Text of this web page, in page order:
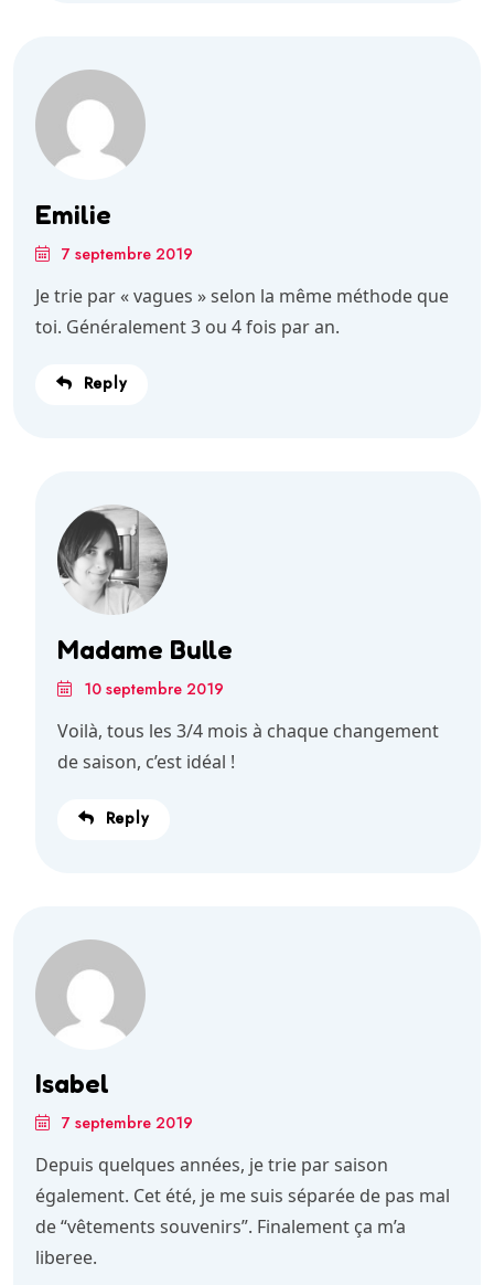
Emilie
7 septembre 2019
Je trie par « vagues » selon la même méthode que
toi. Généralement 3 ou 4 fois par an.
Reply
Madame Bulle
10 septembre 2019
Voilà, tous les 3/4 mois à chaque changement
de saison, c’est idéal !
Reply
Isabel
7 septembre 2019
Depuis quelques années, je trie par saison
également. Cet été, je me suis séparée de pas mal
de “vêtements souvenirs”. Finalement ça m’a
liberee.